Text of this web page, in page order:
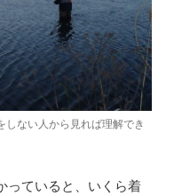
ない人から見れば理解でき
っていると、いくら着